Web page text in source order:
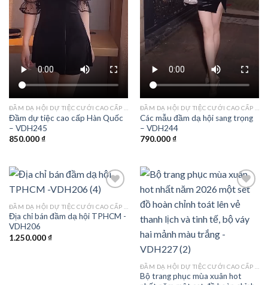
Đầm dự tiệc cao cấp Hàn Quốc
– VDH245
850.000₫
Các mẫu đầm dạ hội sang trọng
– VDH244
790.000₫
Add to
Địa chỉ bán đầm dạ hội TPHCM -
VDH206
1.250.000₫
Add to
wishlist
Bộ trang phục mùa xuân hot